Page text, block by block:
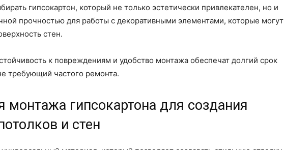
гипсокартон, который не только эстетически привлекателен, но и
прочностью для работы с декоративными элементами, которые могут
стен.
к повреждениям и удобство монтажа обеспечат долгий срок
требующий частого ремонта.
монтажа гипсокартона для создания
и стен